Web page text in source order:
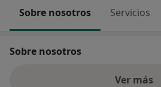
Sobre nosotros Servicios
Sobre nosotros
Ver más